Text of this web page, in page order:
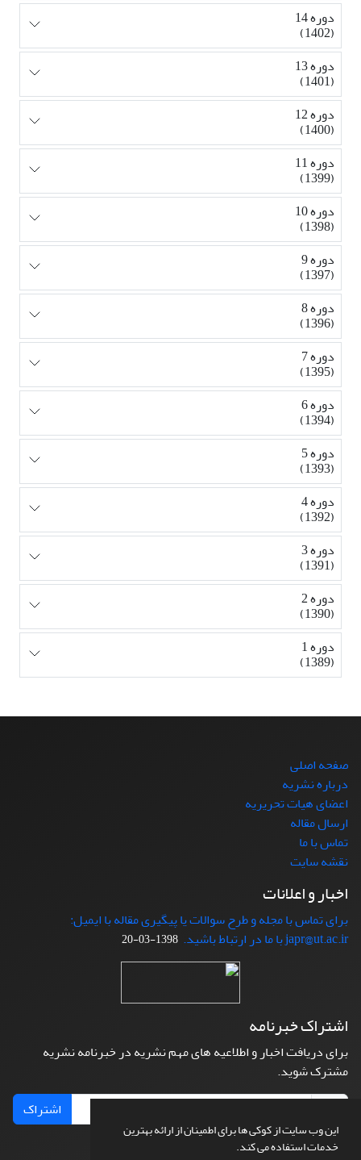
این وب سایت از کوکی ها برای اطمینان از ارائه بهترین
خدمات استفاده می کند.
دوره 14
(1402)
دوره 13
(1401)
دوره 12
(1400)
دوره 11
(1399)
دوره 10
(1398)
دوره 9
(1397)
دوره 8
(1396)
دوره 7
(1395)
دوره 6
(1394)
دوره 5
(1393)
دوره 4
(1392)
دوره 3
(1391)
دوره 2
(1390)
دوره 1
(1389)
صفحه اصلی
درباره نشریه
اعضای هیات تحریریه
ارسال مقاله
تماس با ما
نقشه سایت
اخبار و اعلانات
برای تماس با مجله و طرح سوالات یا پیگیری مقاله با ایمیل:
japr@ut.ac.ir با ما در ارتباط باشید.
1398-03-20
اشتراک خبرنامه
برای دریافت اخبار و اطلاعیه های مهم نشریه در خبرنامه نشریه
مشترک شوید.
اشتراک